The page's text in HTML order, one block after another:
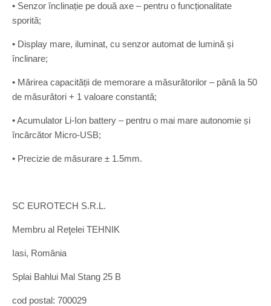
• Senzor înclinație pe două axe – pentru o funcționalitate
sporită;
• Display mare, iluminat, cu senzor automat de lumină și
înclinare;
• Mărirea capacității de memorare a măsurătorilor – până la 50
de măsurători + 1 valoare constantă;
• Acumulator Li-Ion battery – pentru o mai mare autonomie și
încărcător Micro-USB;
• Precizie de măsurare ± 1.5mm.
SC EUROTECH S.R.L.
Membru al Reţelei TEHNIK
Iasi, România
Splai Bahlui Mal Stang 25 B
cod postal: 700029